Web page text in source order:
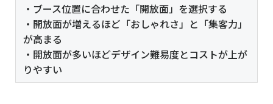
・ブース位置に合わせた「開放面」を選択する
・開放面が増えるほど「おしゃれさ」と「集客力」
が高まる
・開放面が多いほどデザイン難易度とコストが上が
りやすい